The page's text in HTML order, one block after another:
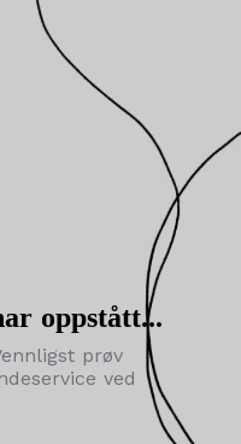
oppstått...
prøv
ved